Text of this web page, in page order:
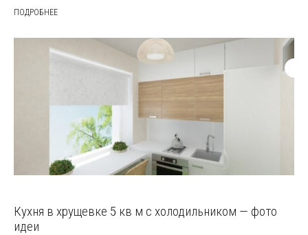
ПОДРОБНЕЕ
Кухня в хрущевке 5 кв м с холодильником — фото
идеи